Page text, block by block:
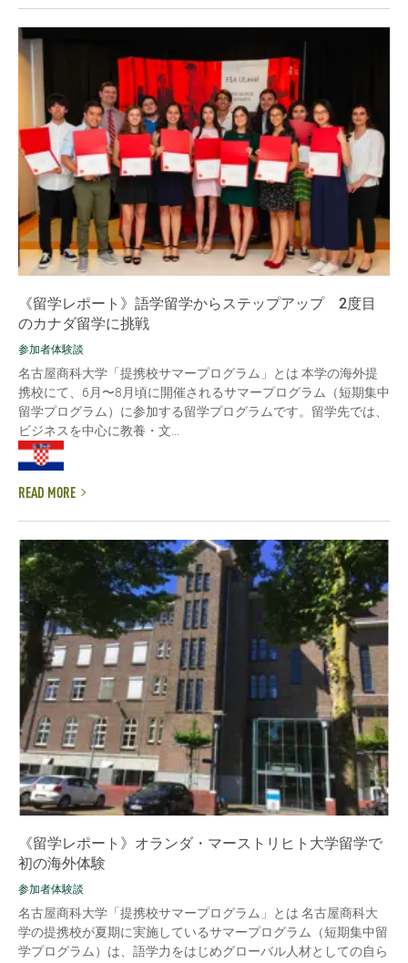
《留学レポート》語学留学からステップアップ 2度目
のカナダ留学に挑戦
参加者体験談
名古屋商科大学「提携校サマープログラム」とは 本学の海外提
携校にて、6月〜8月頃に開催されるサマープログラム（短期集中
留学プログラム）に参加する留学プログラムです。留学先では、
ビジネスを中心に教養・文...
READ MORE
《留学レポート》オランダ・マーストリヒト大学留学で
初の海外体験
参加者体験談
名古屋商科大学「提携校サマープログラム」とは 名古屋商科大
学の提携校が夏期に実施しているサマープログラム（短期集中留
学プログラム）は、語学力をはじめグローバル人材としての自ら